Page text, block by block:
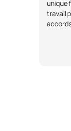
unique
travail